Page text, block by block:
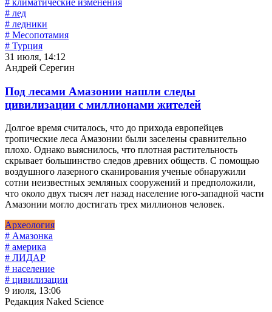
# климатические изменения
# лед
# ледники
# Месопотамия
# Турция
31 июля, 14:12
Андрей Серегин
Под лесами Амазонии нашли следы
цивилизации с миллионами жителей
Долгое время считалось, что до прихода европейцев
тропические леса Амазонии были заселены сравнительно
плохо. Однако выяснилось, что плотная растительность
скрывает большинство следов древних обществ. С помощью
воздушного лазерного сканирования ученые обнаружили
сотни неизвестных земляных сооружений и предположили,
что около двух тысяч лет назад население юго-западной части
Амазонии могло достигать трех миллионов человек.
Археология
# Амазонка
# америка
# ЛИДАР
# население
# цивилизации
9 июля, 13:06
Редакция Naked Science